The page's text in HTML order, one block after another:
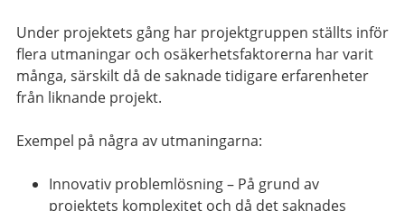
Under projektets gång har projektgruppen ställts inför
flera utmaningar och osäkerhetsfaktorerna har varit
många, särskilt då de saknade tidigare erfarenheter
från liknande projekt.
Exempel på några av utmaningarna:
Innovativ problemlösning– På grund av
projektets komplexitet och då detsaknades